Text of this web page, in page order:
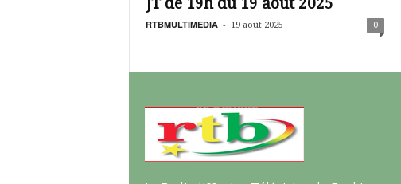
RTBMULTIMEDIA - 19 août 2025 0